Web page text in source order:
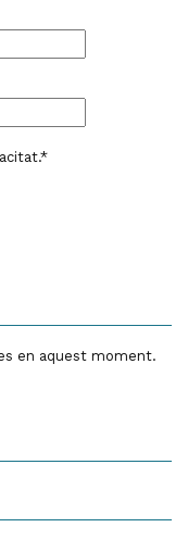
.*
en aquest moment.